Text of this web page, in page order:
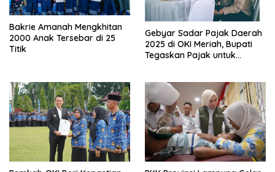
Bakrie Amanah Mengkhitan
2000 Anak Tersebar di 25
Titik
Gebyar Sadar Pajak Daerah
2025 di OKI Meriah, Bupati
Tegaskan Pajak untuk